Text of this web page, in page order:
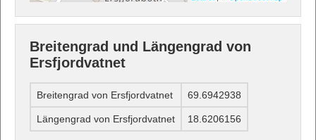
Breitengrad und Längengrad von
Ersfjordvatnet
Breitengrad von Ersfjordvatnet 69.6942938
Längengrad von Ersfjordvatnet 18.6206156